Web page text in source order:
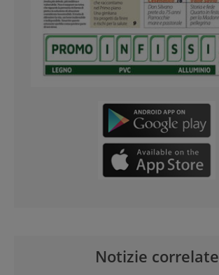
Notizie correlate